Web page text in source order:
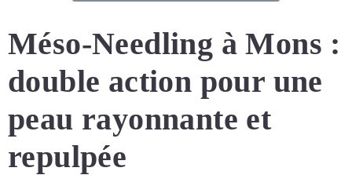
Méso-Needling à Mons :
double action pour une
peau rayonnante et
repulpée